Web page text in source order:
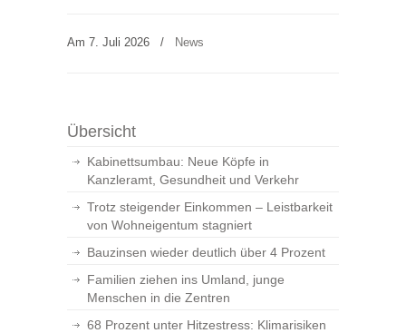
Am 7. Juli 2026 / News
Übersicht
Kabinettsumbau: Neue Köpfe in
Kanzleramt, Gesundheit und Verkehr
Trotz steigender Einkommen – Leistbarkeit
von Wohneigentum stagniert
Bauzinsen wieder deutlich über 4 Prozent
Familien ziehen ins Umland, junge
Menschen in die Zentren
68 Prozent unter Hitzestress: Klimarisiken